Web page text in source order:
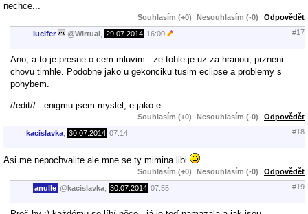
nechce...
Souhlasím (+0) Nesouhlasím (-0) Odpovědět
lucifer @Wirtual , 29.07.2014 16:00 #17
Ano, a to je presne o cem mluvim - ze tohle je uz za hranou, przneni
chovu timhle. Podobne jako u gekonciku tusim eclipse a problemy s
pohybem.
//edit// - enigmu jsem myslel, e jako e...
Souhlasím (+0) Nesouhlasím (-0) Odpovědět
kacislavka, 30.07.2014 07:14 #18
Asi me nepochvalite ale mne se ty mimina libi
Souhlasím (+0) Nesouhlasím (-0) Odpovědět
anulle @ kacislavka, 30.07.2014 07:55 #19